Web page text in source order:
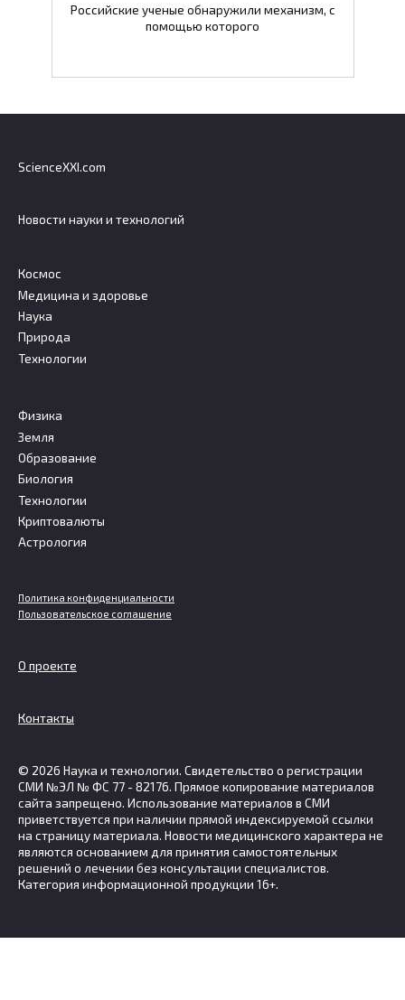
Российские ученые обнаружили механизм, с
помощью которого
ScienceXXI.com
Новости науки и технологий
Космос
Медицина и здоровье
Наука
Природа
Технологии
Физика
Земля
Образование
Биология
Технологии
Криптовалюты
Астрология
Политика конфиденциальности
Пользовательское соглашение
О проекте
Контакты
© 2026 Наука и технологии. Свидетельство о регистрации
СМИ №ЭЛ № ФС 77 - 82176. Прямое копирование материалов
сайта запрещено. Использование материалов в СМИ
приветствуется при наличии прямой индексируемой ссылки
на страницу материала. Новости медицинского характера не
являются основанием для принятия самостоятельных
решений о лечении без консультации специалистов.
Категория информационной продукции 16+.